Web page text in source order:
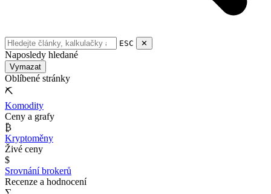
ESC ✕
Naposledy hledané
Vymazat
Oblíbené stránky
⛏
Komodity
Ceny a grafy
₿
Kryptoměny
Živé ceny
$
Srovnání brokerů
Recenze a hodnocení